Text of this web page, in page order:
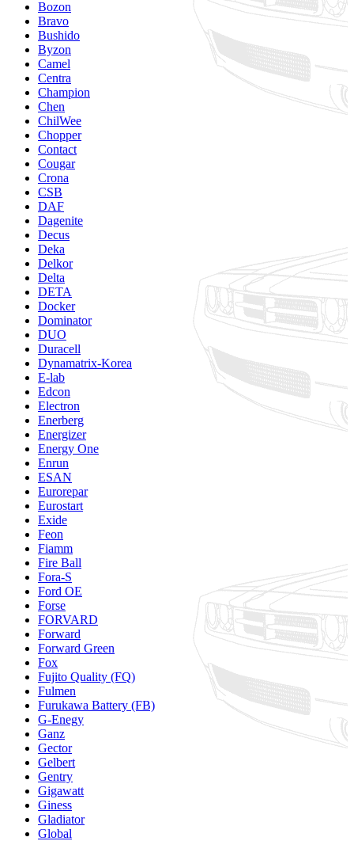
Bozon
Bravo
Bushido
Byzon
Camel
Centra
Champion
Chen
ChilWee
Chopper
Contact
Cougar
Crona
CSB
DAF
Dagenite
Decus
Deka
Delkor
Delta
DETA
Docker
Dominator
DUO
Duracell
Dynamatrix-Korea
E-lab
Edcon
Electron
Enerberg
Energizer
Energy One
Enrun
ESAN
Eurorepar
Eurostart
Exide
Feon
Fiamm
Fire Ball
Fora-S
Ford OE
Forse
FORVARD
Forward
Forward Green
Fox
Fujito Quality (FQ)
Fulmen
Furukawa Battery (FB)
G-Enegy
Ganz
Gector
Gelbert
Gentry
Gigawatt
Giness
Gladiator
Global